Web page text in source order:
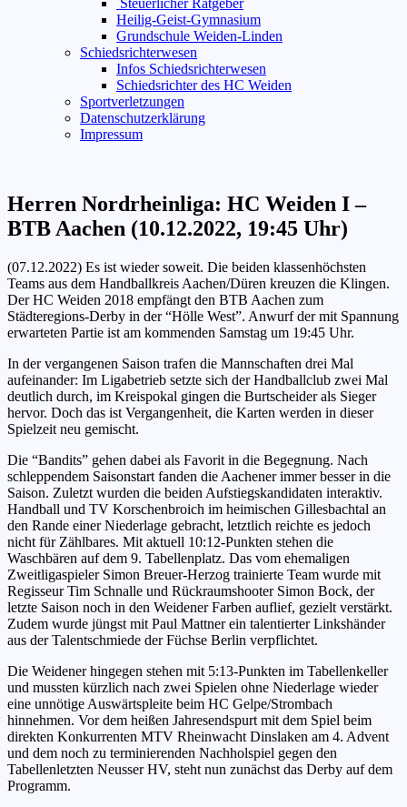
Steuerlicher Ratgeber
Heilig-Geist-Gymnasium
Grundschule Weiden-Linden
Schiedsrichterwesen
Infos Schiedsrichterwesen
Schiedsrichter des HC Weiden
Sportverletzungen
Datenschutzerklärung
Impressum
Herren Nordrheinliga: HC Weiden I –
BTB Aachen (10.12.2022, 19:45 Uhr)
(07.12.2022) Es ist wieder soweit. Die beiden klassenhöchsten
Teams aus dem Handballkreis Aachen/Düren kreuzen die Klingen.
Der HC Weiden 2018 empfängt den BTB Aachen zum
Städteregions-Derby in der “Hölle West”. Anwurf der mit Spannung
erwarteten Partie ist am kommenden Samstag um 19:45 Uhr.
In der vergangenen Saison trafen die Mannschaften drei Mal
aufeinander: Im Ligabetrieb setzte sich der Handballclub zwei Mal
deutlich durch, im Kreispokal gingen die Burtscheider als Sieger
hervor. Doch das ist Vergangenheit, die Karten werden in dieser
Spielzeit neu gemischt.
Die “Bandits” gehen dabei als Favorit in die Begegnung. Nach
schleppendem Saisonstart fanden die Aachener immer besser in die
Saison. Zuletzt wurden die beiden Aufstiegskandidaten interaktiv.
Handball und TV Korschenbroich im heimischen Gillesbachtal an
den Rande einer Niederlage gebracht, letztlich reichte es jedoch
nicht für Zählbares. Mit aktuell 10:12-Punkten stehen die
Waschbären auf dem 9. Tabellenplatz. Das vom ehemaligen
Zweitligaspieler Simon Breuer-Herzog trainierte Team wurde mit
Regisseur Tim Schnalle und Rückraumshooter Simon Bock, der
letzte Saison noch in den Weidener Farben auflief, gezielt verstärkt.
Zudem wurde jüngst mit Paul Mattner ein talentierter Linkshänder
aus der Talentschmiede der Füchse Berlin verpflichtet.
Die Weidener hingegen stehen mit 5:13-Punkten im Tabellenkeller
und mussten kürzlich nach zwei Spielen ohne Niederlage wieder
eine unnötige Auswärtspleite beim HC Gelpe/Strombach
hinnehmen. Vor dem heißen Jahresendspurt mit dem Spiel beim
direkten Konkurrenten MTV Rheinwacht Dinslaken am 4. Advent
und dem noch zu terminierenden Nachholspiel gegen den
Tabellenletzten Neusser HV, steht nun zunächst das Derby auf dem
Programm.